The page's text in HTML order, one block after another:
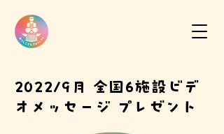
2022/9月 全国6施設 ビデ
オメッセージ プレゼント